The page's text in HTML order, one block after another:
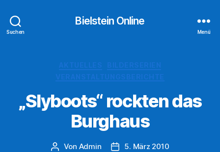
Suchen
Bielstein Online
Menü
„Slyboots“ rockten das
Burghaus
Beitragsautor
Von Admin Veröffentlichungsdatum
5. März 2010